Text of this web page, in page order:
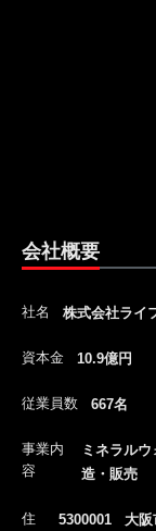
会社概要
社名 株式会社ライ
資本金 10.9億円
従業員数 667名
事業内
容
ミネラル
造・販売
住
5300001 大阪